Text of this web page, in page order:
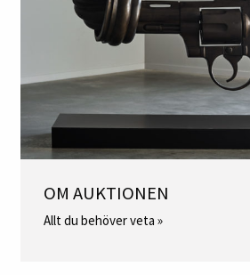
OM AUKTIONEN
Allt du behöver veta »